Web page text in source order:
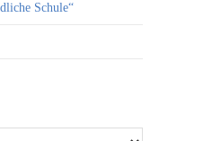
Schule“